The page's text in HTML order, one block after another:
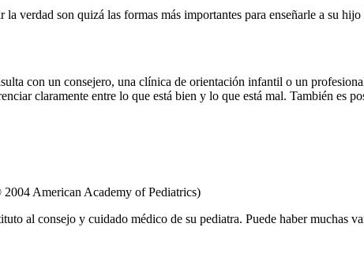
verdad son quizá las formas más importantes para enseñarle a su
con un consejero, una clínica de orientación infantil o un
claramente entre lo que está bien y lo que está mal. También es
American Academy of Pediatrics)
al consejo y cuidado médico de su pediatra. Puede haber muchas